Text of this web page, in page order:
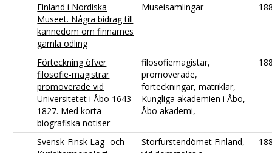
Finland i Nordiska
Museet. Några bidrag till
kännedom om finnarnes
gamla odling
Museisamlingar
Förteckning öfver
filosofie-magistrar
promoverade vid
Universitetet i Åbo 1643-
1827. Med korta
biografiska notiser
filosofiemagistar,
promoverade,
förteckningar, matriklar,
Kungliga akademien i Åbo,
Åbo akademi,
Svensk-Finsk Lag- och
Storfurstendömet Finland,